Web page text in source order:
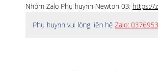
Nhóm Zalo Phụ huynh Newton 03: https://
Phụ huynh vui lòng liên hệ Zalo: